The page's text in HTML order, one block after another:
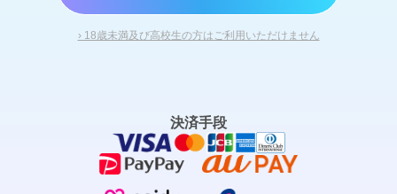
› 18歳未満及び高校生の方はご利用いただけません
決済手段